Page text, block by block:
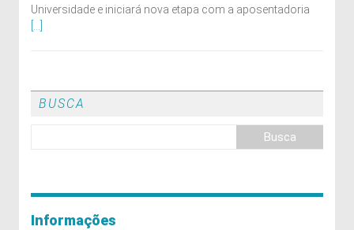
Universidade e iniciará nova etapa com a aposentadoria
BUSCA
Informações